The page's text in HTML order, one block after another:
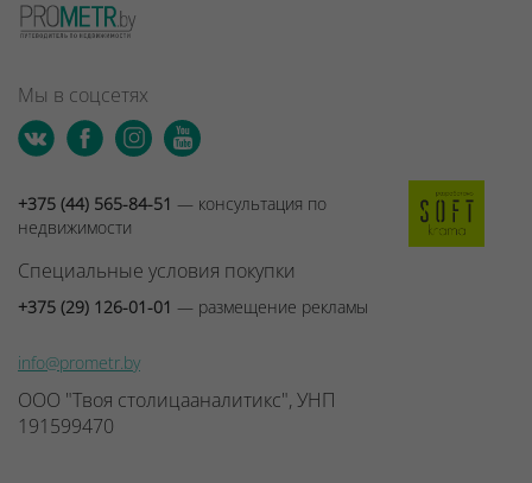
Мы в соцсетях
+375 (44) 565-84-51 — консультация по
недвижимости
Специальные условия покупки
+375 (29) 126-01-01 — размещение рекламы
info@prometr.by
ООО "Твоя столицааналитикс", УНП
191599470